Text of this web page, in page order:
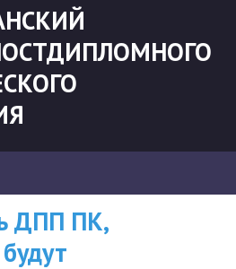
ВНИМАНИЮ
СЛУШАТЕЛЕЙ, У
ДПП ПК,